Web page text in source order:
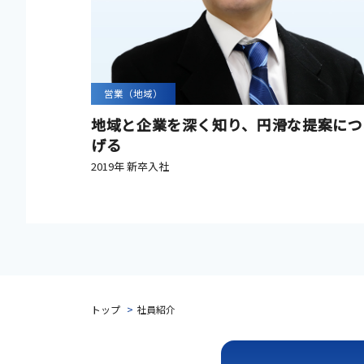
営業（地域）
地域と企業を深く知り、円滑な提案に
げる
2019年 新卒入社
トップ 社員紹介